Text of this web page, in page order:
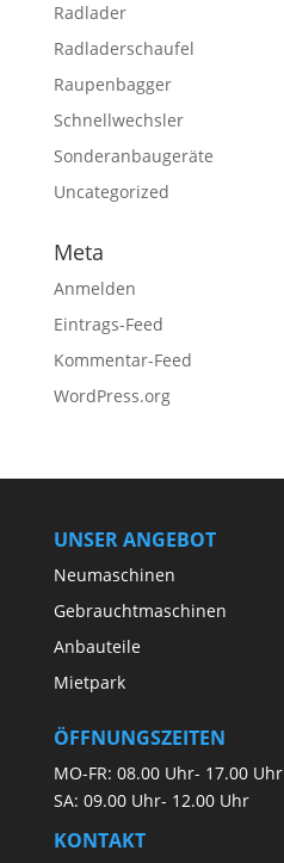
Radlader
Radladerschaufel
Raupenbagger
Schnellwechsler
Sonderanbaugeräte
Uncategorized
Meta
Anmelden
Eintrags-Feed
Kommentar-Feed
WordPress.org
UNSER ANGEBOT
Neumaschinen
Gebrauchtmaschinen
Anbauteile
Mietpark
ÖFFNUNGSZEITEN
MO-FR: 08.00 Uhr- 17.00 Uhr
SA: 09.00 Uhr- 12.00 Uhr
KONTAKT